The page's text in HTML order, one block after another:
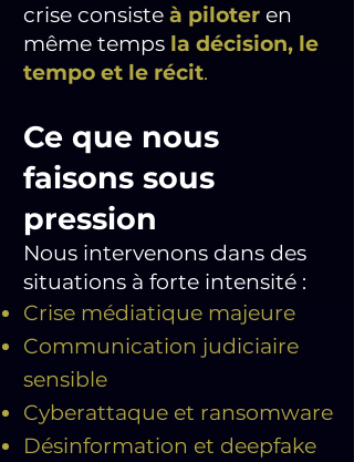
crise consiste à piloter en
même temps la décision, le
tempo et le récit.
Ce que nous
faisons sous
pression
Nous intervenons dans des
situations à forte intensité :
Crise médiatique majeure
Communication judiciaire
sensible
Cyberattaque et ransomware
Désinformation et deepfake